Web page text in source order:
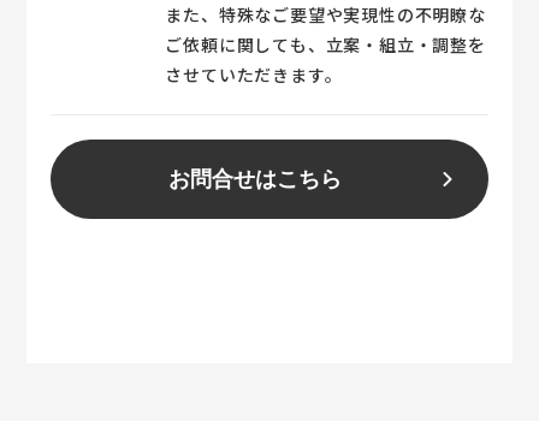
また、特殊なご要望や実現性の不明瞭な
ご依頼に関しても、立案・組立・調整を
させていただきます。
お問合せはこちら